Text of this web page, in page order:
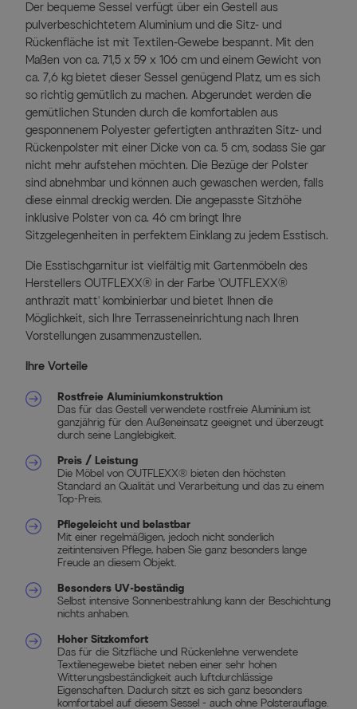
Der bequeme Sessel verfügt über ein Gestell aus
pulverbeschichtetem Aluminium und die Sitz- und
Rückenfläche ist mit Textilen-Gewebe bespannt. Mit den
Maßen von ca. 71,5 x 59 x 106 cm und einem Gewicht von
ca. 7,6 kg bietet dieser Sessel genügend Platz, um es sich
so richtig gemütlich zu machen. Abgerundet werden die
gemütlichen Stunden durch die komfortablen aus
gesponnenem Polyester gefertigten anthraziten Sitz- und
Rückenpolster mit einer Dicke von ca. 5 cm, sodass Sie gar
nicht mehr aufstehen möchten. Die Bezüge der Polster
sind abnehmbar und können auch gewaschen werden, falls
diese einmal dreckig werden. Die angepasste Sitzhöhe
inklusive Polster von ca. 46 cm bringt Ihre
Sitzgelegenheiten in perfektem Einklang zu jedem Esstisch.
Die Esstischgarnitur ist vielfältig mit Gartenmöbeln des
Herstellers OUTFLEXX® in der Farbe 'OUTFLEXX®
anthrazit matt' kombinierbar und bietet Ihnen die
Möglichkeit, sich Ihre Terrasseneinrichtung nach Ihren
Vorstellungen zusammenzustellen.
Ihre Vorteile
Rostfreie Aluminiumkonstruktion
Das für das Gestell verwendete rostfreie Aluminium ist
ganzjährig für den Außeneinsatz geeignet und überzeugt
durch seine Langlebigkeit.
Preis / Leistung
Die Möbel von OUTFLEXX® bieten den höchsten
Standard an Qualität und Verarbeitung und das zu einem
Top-Preis.
Pflegeleicht und belastbar
Mit einer regelmäßigen, jedoch nicht sonderlich
zeitintensiven Pflege, haben Sie ganz besonders lange
Freude an diesem Objekt.
Besonders UV-beständig
Selbst intensive Sonnenbestrahlung kann der Beschichtung
nichts anhaben.
Hoher Sitzkomfort
Das für die Sitzfläche und Rückenlehne verwendete
Textilenegewebe bietet neben einer sehr hohen
Witterungsbeständigkeit auch luftdurchlässige
Eigenschaften. Dadurch sitzt es sich ganz besonders
komfortabel auf diesem Sessel - auch ohne Polsterauflage.